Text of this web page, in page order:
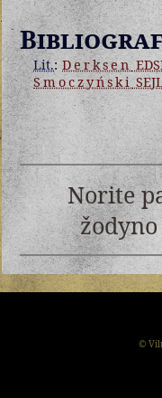
Lit.:Derksen
Smoczyński
Norite
©